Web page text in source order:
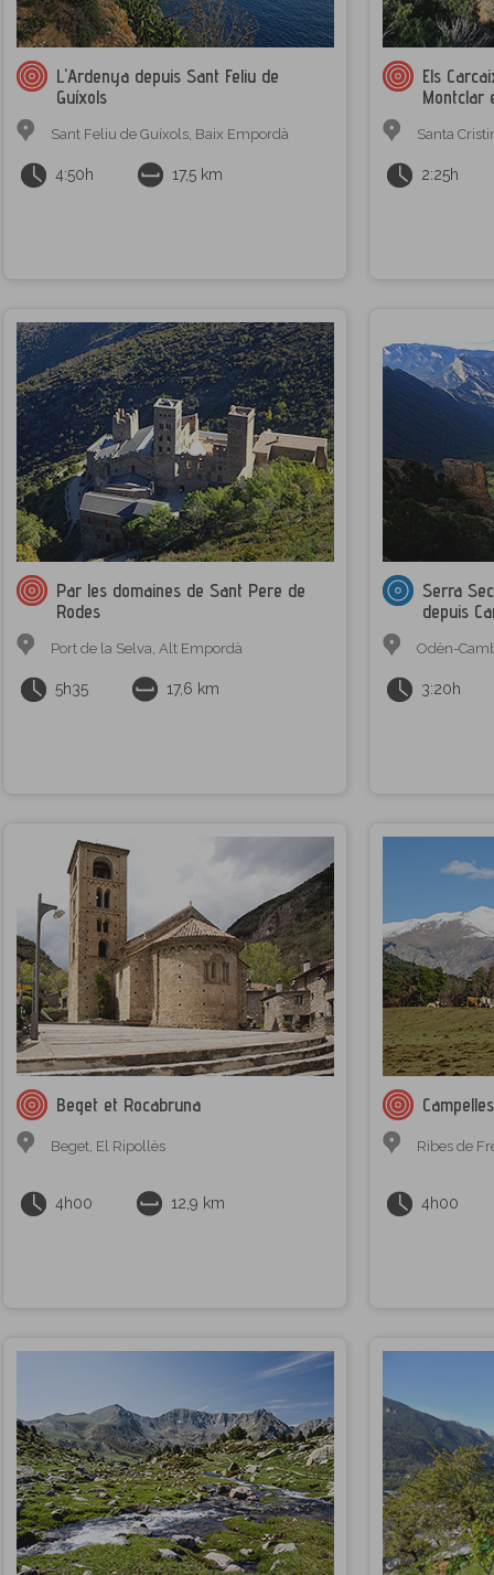
L'Ardenya depuis Sant Feliu de
Guíxols
Sant Feliu de Guíxols, Baix Empordà
4:50h 17,5 km
Els
Montclar
Santa
2:25h
Par les domaines de Sant Pere de
Rodes
Port de la Selva, Alt Empordà
5h35 17,6 km
Serra
depuis
Odèn-
3:20h
Beget et Rocabruna
Beget, El Ripollès
4h00 12,9 km
Ribes de
4h00